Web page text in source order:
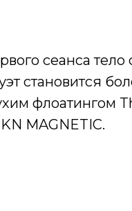
сеанса
становится
флоатингом
MAGNETIC.